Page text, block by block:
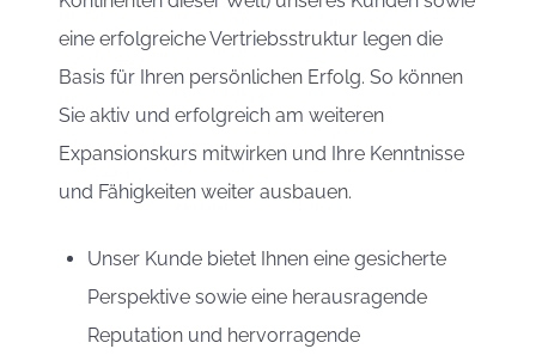
eine erfolgreiche Vertriebsstruktur legen die
Basis für Ihren persönlichen Erfolg. So können
Sie aktiv und erfolgreich am weiteren
Expansionskurs mitwirken und Ihre Kenntnisse
und Fähigkeiten weiter ausbauen.
Unser Kunde bietet Ihnen eine gesicherte
Perspektive sowie eine herausragende
Reputation und hervorragende